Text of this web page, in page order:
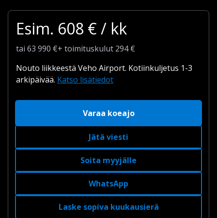
Esim. 608 € / kk
tai 63 990 €+ toimituskulut 294 €
Nouto liikkeestä Veho Airport. Kotiinkuljetus 1-3
arkipäivää. Katso lisätiedot
Varaa koeajo
Jätä viesti
Soita myyjälle
WhatsApp
Laske sopiva kuukausierä